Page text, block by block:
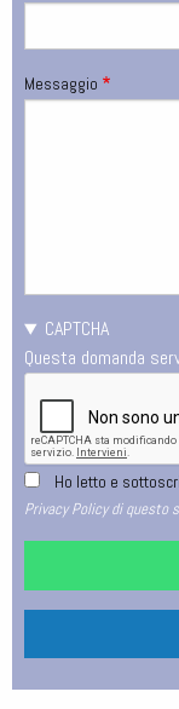
Pagina
Messaggio
CAPTCHA
Questa domanda
Ho letto e
Privacy Policy di questo